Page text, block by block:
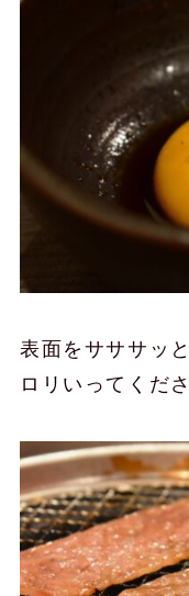
表面をサササッ
ロリいってくだ